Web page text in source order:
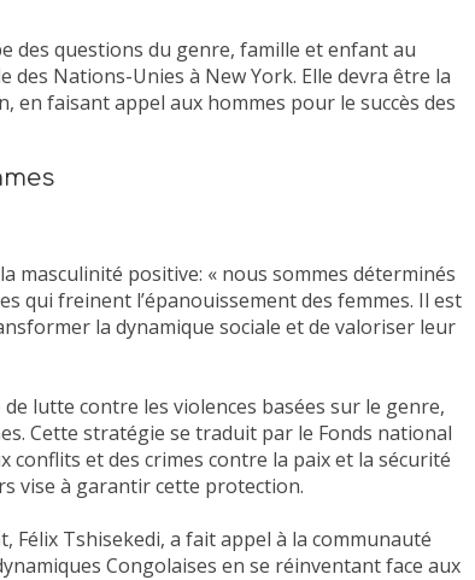
des questions du genre, famille et enfant au
des Nations-Unies à New York. Elle devra être la
en faisant appel aux hommes pour le succès des
masculinité positive: « nous sommes déterminés
qui freinent l’épanouissement des femmes. Il est
la dynamique sociale et de valoriser leur
lutte contre les violences basées sur le genre,
Cette stratégie se traduit par le Fonds national
conflits et des crimes contre la paix et la sécurité
vise à garantir cette protection.
Félix Tshisekedi, a fait appel à la communauté
Congolaises en se réinventant face aux